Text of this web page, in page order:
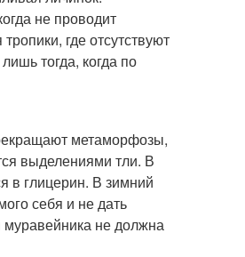
не проводит
где отсутствуют
тогда, когда по
метаморфозы,
выделениями тли. В
в глицерин. В зимний
себя и не дать
не должна